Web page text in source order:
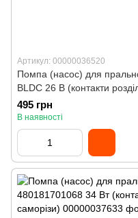
Артикул: 00000036520
Помпа (насос) для
BLDC 26 В (контакти
495 грн
В наявності